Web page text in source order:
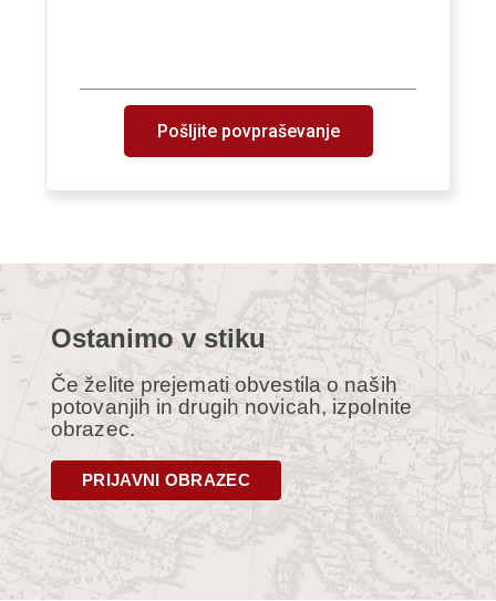
Pošljite povpraševanje
Ostanimo v stiku
Če želite prejemati obvestila o naših
potovanjih in drugih novicah, izpolnite
obrazec.
PRIJAVNI OBRAZEC